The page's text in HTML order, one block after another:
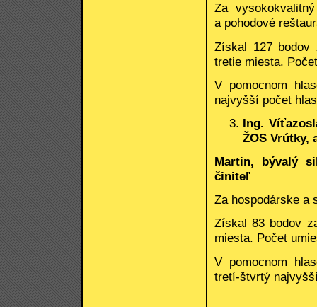
Za
a pohodové
Získal 127
tretie miesta.
V pomocnom
najvyšší počet
Ing.
ŽOS Vrútky,
Martin, bývalý
činiteľ
Za hospodárske a
Získal 83 bodov
miesta. Počet
V pomocnom
tretí-štvrtý